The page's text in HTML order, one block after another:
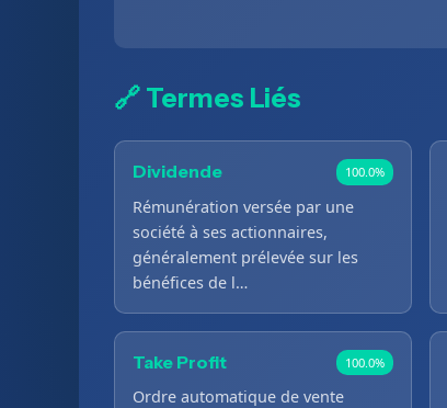
🔗 Termes Liés
Dividende 100.0%
Rémunération versée par une
société à ses actionnaires,
généralement prélevée sur les
bénéfices de l…
Take Profit 100.0%
Ordre automatique de vente